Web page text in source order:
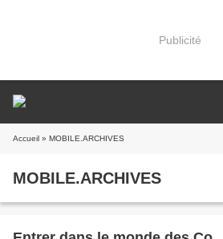
Publicité
Accueil » MOBILE.ARCHIVES
MOBILE.ARCHIVES